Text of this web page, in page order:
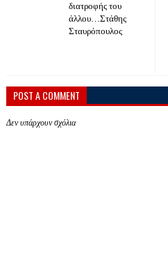
διατροφής του
άλλου…Στάθης
Σταυρόπουλος
POST A COMMENT
Δεν υπάρχουν σχόλια